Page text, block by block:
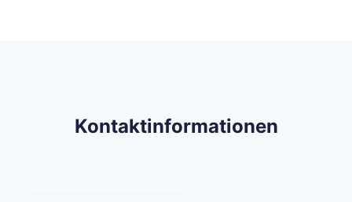
Kontaktinformationen